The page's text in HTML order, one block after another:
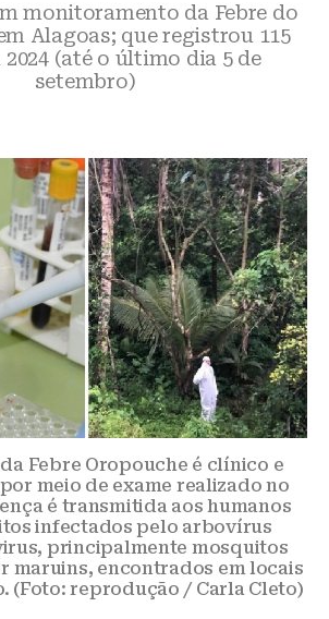
monitoramento da Febre do
Alagoas; que registrou 115
2024 (até o último dia 5 de
setembro)
Febre Oropouche é clínico e
meio de exame realizado no
é transmitida aos humanos
infectados pelo arbovírus
principalmente mosquitos
maruins, encontrados em locais
(Foto: reprodução / Carla Cleto)